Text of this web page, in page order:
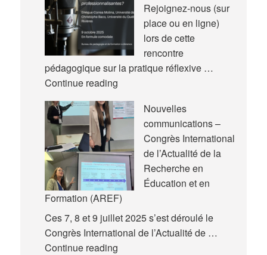
Rejoignez-nous (sur
place ou en ligne)
lors de cette
rencontre
pédagogique sur la pratique réflexive …
Continue readingNouvelle
pédagogique
Nouvelles
communications –
Congrès International
de l’Actualité de la
Recherche en
Éducation et en
Formation (AREF)
Ces 7, 8 et 9 juillet 2025 s’est déroulé le
Congrès International de l’Actualité de …
Continue readingNouvelles